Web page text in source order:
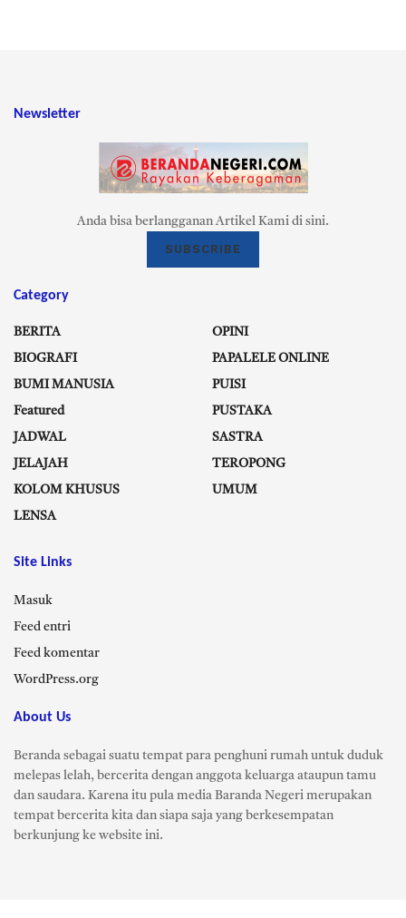
Newsletter
Anda bisa berlangganan Artikel Kami di sini.
SUBSCRIBE
Category
BERITA
BIOGRAFI
BUMI MANUSIA
Featured
JADWAL
JELAJAH
KOLOM KHUSUS
LENSA
OPINI
PAPALELE ONLINE
PUISI
PUSTAKA
SASTRA
TEROPONG
UMUM
Site Links
Masuk
Feed entri
Feed komentar
WordPress.org
About Us
Beranda sebagai suatu tempat para penghuni rumah untuk duduk
melepas lelah, bercerita dengan anggota keluarga ataupun tamu
dan saudara. Karena itu pula media Baranda Negeri merupakan
tempat bercerita kita dan siapa saja yang berkesempatan
berkunjung ke website ini.